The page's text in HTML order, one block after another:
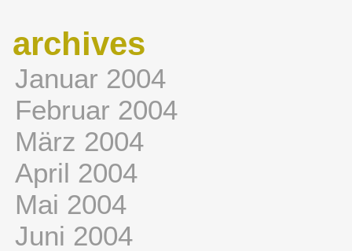
archives
Januar 2004
Februar 2004
März 2004
April 2004
Mai 2004
Juni 2004